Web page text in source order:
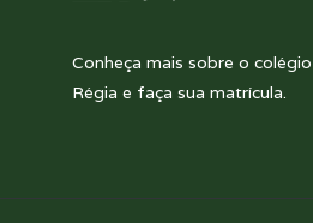
Conheça mais sobre o
Régia e faça sua matrícula.